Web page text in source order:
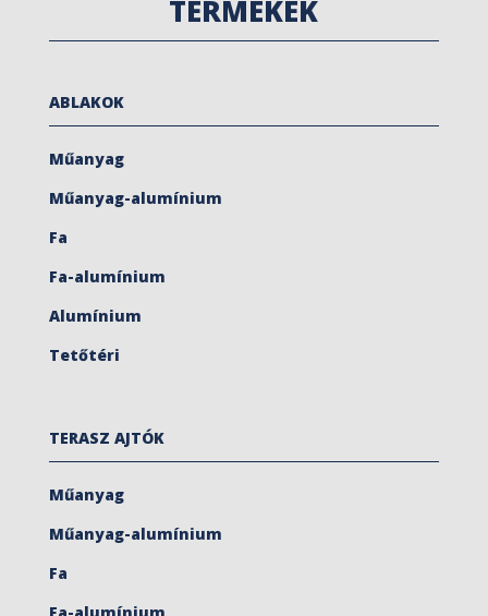
TERMÉKEK
ABLAKOK
Műanyag
Műanyag-alumínium
Fa
Fa-alumínium
Alumínium
Tetőtéri
TERASZ AJTÓK
Műanyag
Műanyag-alumínium
Fa